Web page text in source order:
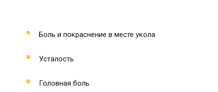
Боль и покраснение в месте укола
Усталость
Головная боль